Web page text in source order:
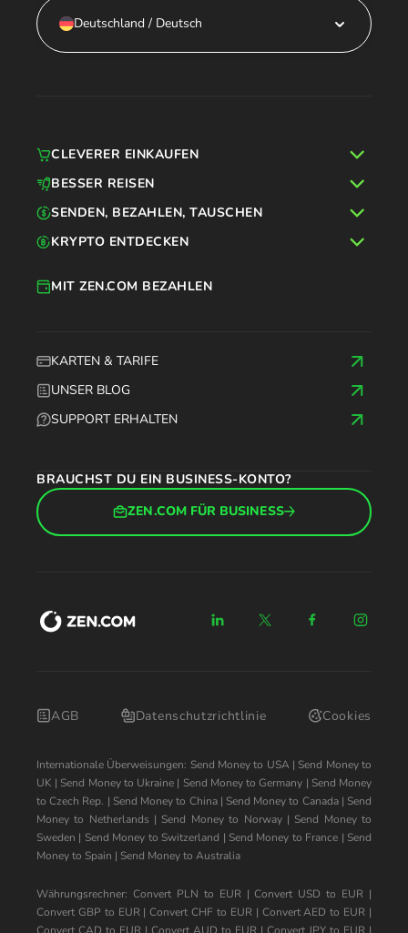
Deutschland / Deutsch
KARTEN & TARIFE
UNSER BLOG
SUPPORT ERHALTEN
MIT ZEN.COM BEZAHLEN
BRAUCHST DU EIN BUSINESS-KONTO?
ZEN.COM FÜR BUSINESS
CLEVERER EINKAUFEN
BESSER REISEN
SENDEN, BEZAHLEN, TAUSCHEN
KRYPTO ENTDECKEN
AGB Datenschutzrichtlinie Cookies
Internationale Überweisungen: Send Money to USA| Send Money to
UK | Send Money to Ukraine | Send Money to Germany | Send Money
to Czech Rep. | Send Money to China| Send Money to Canada| Send
Money to Netherlands | Send Money to Norway| Send Money to
Sweden | Send Money to Switzerland | Send Money to France | Send
Money to Spain | Send Money to Australia
Währungsrechner: Convert PLN to EUR|Convert USD to EUR |
Convert GBP to EUR|Convert CHF to EUR| Convert AED to EUR |